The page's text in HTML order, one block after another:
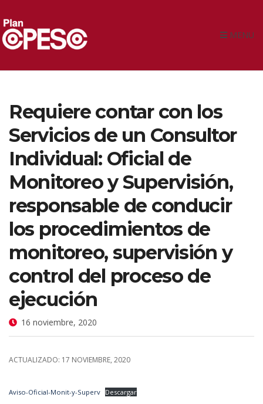
MENU
Requiere contar con los
Servicios de un Consultor
Individual: Oficial de
Monitoreo y Supervisión,
responsable de conducir
los procedimientos de
monitoreo, supervisión y
control del proceso de
ejecución
16 noviembre, 2020
ACTUALIZADO: 17 NOVIEMBRE, 2020
Aviso-Oficial-Monit-y-Superv Descargar